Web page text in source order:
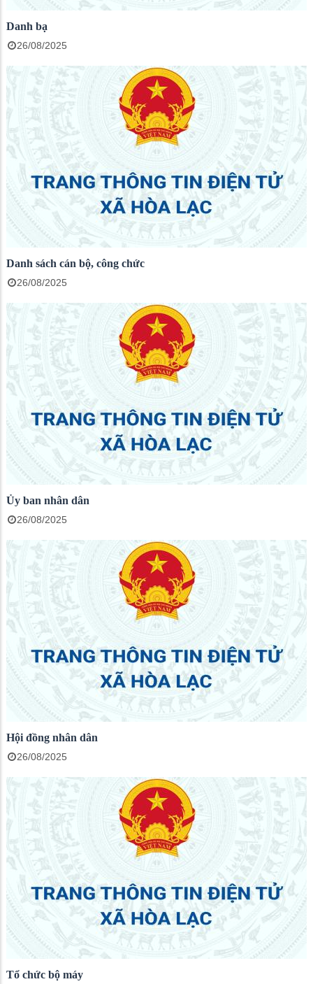
Danh bạ
26/08/2025
Danh sách cán bộ, công chức
26/08/2025
Ủy ban nhân dân
26/08/2025
Hội đồng nhân dân
26/08/2025
Tổ chức bộ máy